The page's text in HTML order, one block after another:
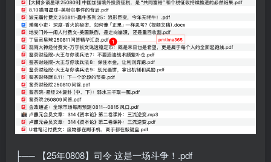
├── 【25年0808】司令 这是一场斗争！.pdf